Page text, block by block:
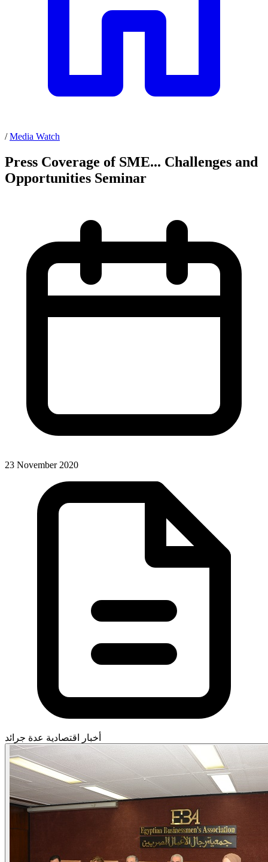
/ Media Watch
Press Coverage of SME... Challenges and
Opportunities Seminar
23 November 2020
عدة جرائد أخبار اقتصادية